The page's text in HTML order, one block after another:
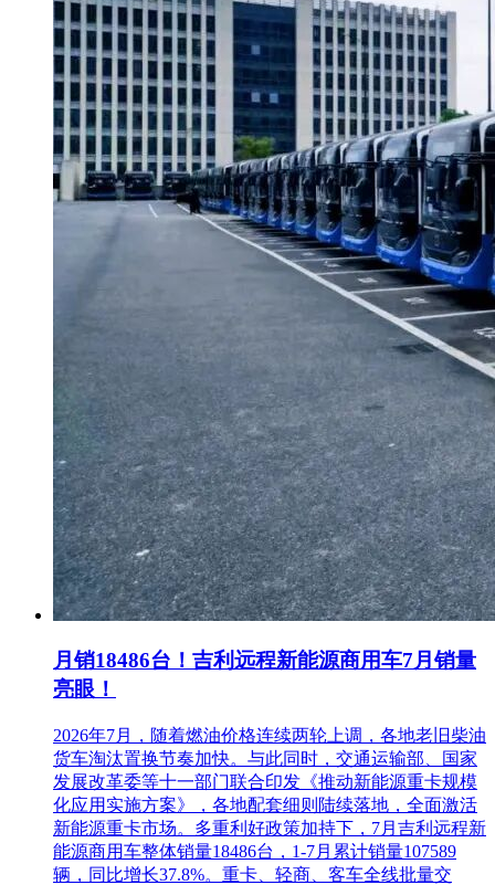
月销18486台！吉利远程新能源商用车7月销量
亮眼！
2026年7月，随着燃油价格连续两轮上调，各地老旧柴油
货车淘汰置换节奏加快。与此同时，交通运输部、国家
发展改革委等十一部门联合印发《推动新能源重卡规模
化应用实施方案》，各地配套细则陆续落地，全面激活
新能源重卡市场。多重利好政策加持下，7月吉利远程新
能源商用车整体销量18486台，1-7月累计销量107589
辆，同比增长37.8%。重卡、轻商、客车全线批量交